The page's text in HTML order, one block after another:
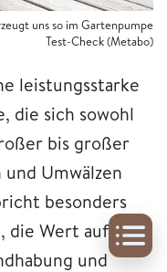
uns so im Gartenpumpe
Test-Check (Metabo)
leistungsstarke
die sich sowohl
bis großer
Umwälzen
besonders
die Wert auf
und